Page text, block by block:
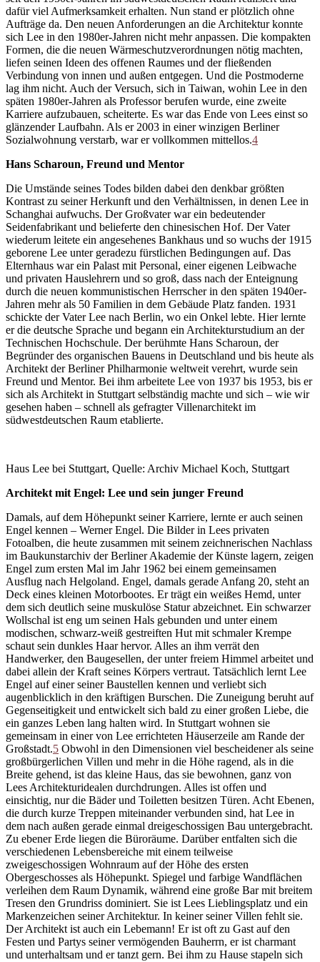
dafür viel Aufmerksamkeit erhalten. Nun stand er plötzlich ohne
Aufträge da. Den neuen Anforderungen an die Architektur konnte
sich Lee in den 1980er-Jahren nicht mehr anpassen. Die kompakten
Formen, die die neuen Wärmeschutzverordnungen nötig machten,
liefen seinen Ideen des offenen Raumes und der fließenden
Verbindung von innen und außen entgegen. Und die Postmoderne
lag ihm nicht. Auch der Versuch, sich in Taiwan, wohin Lee in den
späten 1980er-Jahren als Professor berufen wurde, eine zweite
Karriere aufzubauen, scheiterte. Es war das Ende von Lees einst so
glänzender Laufbahn. Als er 2003 in einer winzigen Berliner
Sozialwohnung verstarb, war er vollkommen mittellos.4
Hans Scharoun, Freund und Mentor
Die Umstände seines Todes bilden dabei den denkbar größten
Kontrast zu seiner Herkunft und den Verhältnissen, in denen Lee in
Schanghai aufwuchs. Der Großvater war ein bedeutender
Seidenfabrikant und belieferte den chinesischen Hof. Der Vater
wiederum leitete ein angesehenes Bankhaus und so wuchs der 1915
geborene Lee unter geradezu fürstlichen Bedingungen auf. Das
Elternhaus war ein Palast mit Personal, einer eigenen Leibwache
und privaten Hauslehrern und so groß, dass nach der Enteignung
durch die neuen kommunistischen Herrscher in den späten 1940er-
Jahren mehr als 50 Familien in dem Gebäude Platz fanden. 1931
schickte der Vater Lee nach Berlin, wo ein Onkel lebte. Hier lernte
er die deutsche Sprache und begann ein Architekturstudium an der
Technischen Hochschule. Der berühmte Hans Scharoun, der
Begründer des organischen Bauens in Deutschland und bis heute als
Architekt der Berliner Philharmonie weltweit verehrt, wurde sein
Freund und Mentor. Bei ihm arbeitete Lee von 1937 bis 1953, bis er
sich als Architekt in Stuttgart selbständig machte und sich – wie wir
gesehen haben – schnell als gefragter Villenarchitekt im
südwestdeutschen Raum etablierte.
Haus Lee bei Stuttgart, Quelle: Archiv Michael Koch, Stuttgart
Architekt mit Engel: Lee und sein junger Freund
Damals, auf dem Höhepunkt seiner Karriere, lernte er auch seinen
Engel kennen – Werner Engel. Die Bilder in Lees privaten
Fotoalben, die heute zusammen mit seinem zeichnerischen Nachlass
im Baukunstarchiv der Berliner Akademie der Künste lagern, zeigen
Engel zum ersten Mal im Jahr 1962 bei einem gemeinsamen
Ausflug nach Helgoland. Engel, damals gerade Anfang 20, steht an
Deck eines kleinen Motorbootes. Er trägt ein weißes Hemd, unter
dem sich deutlich seine muskulöse Statur abzeichnet. Ein schwarzer
Wollschal ist eng um seinen Hals gebunden und unter einem
modischen, schwarz-weiß gestreiften Hut mit schmaler Krempe
schaut sein dunkles Haar hervor. Alles an ihm verrät den
Handwerker, den Baugesellen, der unter freiem Himmel arbeitet und
dabei allein der Kraft seines Körpers vertraut. Tatsächlich lernt Lee
Engel auf einer seiner Baustellen kennen und verliebt sich
augenblicklich in den kräftigen Burschen. Die Zuneigung beruht auf
Gegenseitigkeit und entwickelt sich bald zu einer großen Liebe, die
ein ganzes Leben lang halten wird. In Stuttgart wohnen sie
gemeinsam in einer von Lee errichteten Häuserzeile am Rande der
Großstadt.5 Obwohl in den Dimensionen viel bescheidener als seine
großbürgerlichen Villen und mehr in die Höhe ragend, als in die
Breite gehend, ist das kleine Haus, das sie bewohnen, ganz von
Lees Architekturidealen durchdrungen. Alles ist offen und
einsichtig, nur die Bäder und Toiletten besitzen Türen. Acht Ebenen,
die durch kurze Treppen miteinander verbunden sind, hat Lee in
dem nach außen gerade einmal dreigeschossigen Bau untergebracht.
Zu ebener Erde liegen die Büroräume. Darüber entfalten sich die
verschiedenen Lebensbereiche mit einem teilweise
zweigeschossigen Wohnraum auf der Höhe des ersten
Obergeschosses als Höhepunkt. Spiegel und farbige Wandflächen
verleihen dem Raum Dynamik, während eine große Bar mit breitem
Tresen den Grundriss dominiert. Sie ist Lees Lieblingsplatz und ein
Markenzeichen seiner Architektur. In keiner seiner Villen fehlt sie.
Der Architekt ist auch ein Lebemann! Er ist oft zu Gast auf den
Festen und Partys seiner vermögenden Bauherrn, er ist charmant
und unterhaltsam und er tanzt gern. Bei ihm zu Hause stapeln sich